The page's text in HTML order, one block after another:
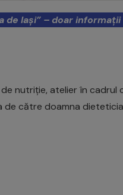
de Iași” – doar informații
nutriție, atelier în cadrul
de către doamna